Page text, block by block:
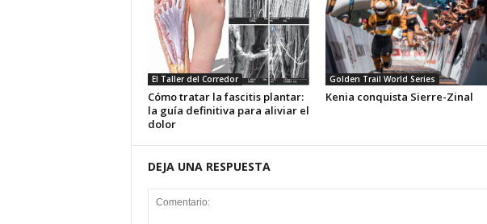
El Taller del Corredor
Cómo tratar la fascitis plantar:
la guía definitiva para aliviar el
dolor
Golden Trail World Series
Kenia conquista Sierre-Zinal
DEJA UNA RESPUESTA